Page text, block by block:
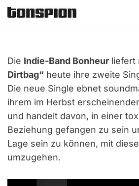
springen
Die Indie-Band Bonheur liefert
Dirtbag“ heute ihre zweite
Die neue Single ebnet
ihrem im Herbst
und handelt davon, in einer
Beziehung gefangen zu sein
Lage sein zu können, mit
umzugehen.